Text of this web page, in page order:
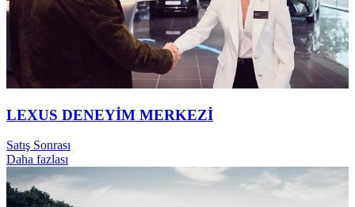
LEXUS DENEYİM MERKEZİ
Satış Sonrası
Daha fazlası